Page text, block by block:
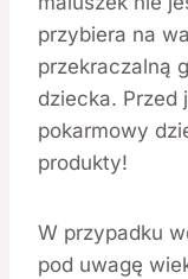
przybiera na
przekraczalną
dziecka. Przed
pokarmowy
produkty!
W przypadku
pod uwagę